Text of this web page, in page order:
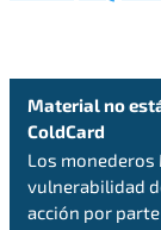
Material no
ColdCard
Los monederos
vulnerabilidad
acción por